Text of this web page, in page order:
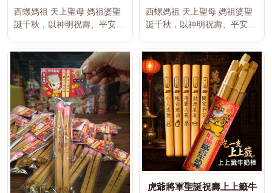
西螺媽祖 天上聖母 媽祖婆聖
誕千秋，以神明祝壽、平安祈
為設...
西螺媽祖 天上聖母 媽祖婆聖
誕千秋，以神明祝壽、平安祈
為設...
虎爺將軍聖誕祝壽上上籤牛